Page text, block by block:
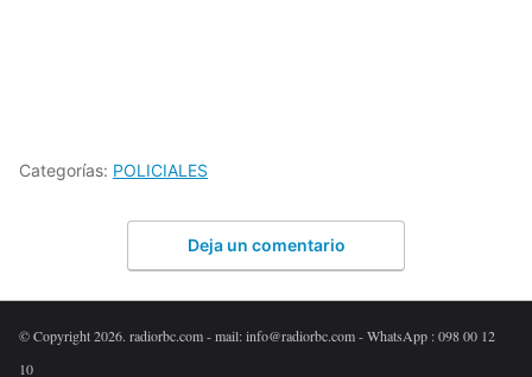
Categorías: POLICIALES
Deja un comentario
© Copyright 2026. radiorbc.com - mail: info@radiorbc.com - WhatsApp : 098 00 12
10